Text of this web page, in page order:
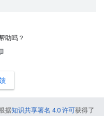
助吗？
据知识共享署名 4.0 许可获得了